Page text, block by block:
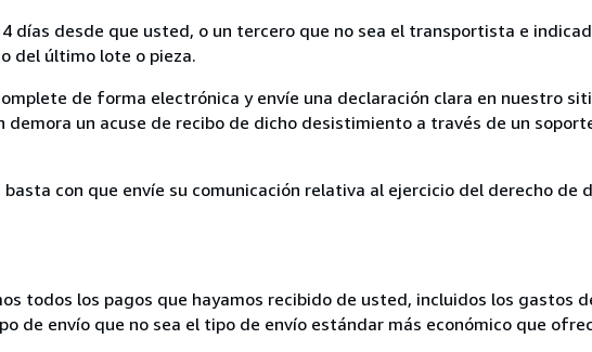
días desde que usted, o un tercero que no sea el transportista e
del último lote o pieza.
de forma electrónica y envíe una declaración clara en nuestro
demora un acuse de recibo de dicho desistimiento a través de un
con que envíe su comunicación relativa al ejercicio del derecho de
todos los pagos que hayamos recibido de usted, incluidos los gastos
de envío que no sea el tipo de envío estándar más económico que